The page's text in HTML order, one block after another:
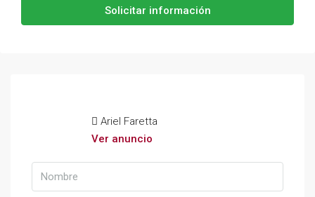
Solicitar información
Ariel Faretta
Ver anuncio